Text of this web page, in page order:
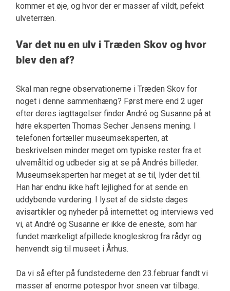
kommer et øje, og hvor der er masser af vildt, pefekt
ulveterræn.
Var det nu en ulv i Træden Skov og hvor
blev den af?
Skal man regne observationerne i Træden Skov for
noget i denne sammenhæng? Først mere end 2 uger
efter deres iagttagelser finder André og Susanne på at
høre eksperten Thomas Secher Jensens mening. I
telefonen fortæller museumseksperten, at
beskrivelsen minder meget om typiske rester fra et
ulvemåltid og udbeder sig at se på Andrés billeder.
Museumseksperten har meget at se til, lyder det til.
Han har endnu ikke haft lejlighed for at sende en
uddybende vurdering. I lyset af de sidste dages
avisartikler og nyheder på internettet og interviews ved
vi, at André og Susanne er ikke de eneste, som har
fundet mærkeligt afpillede knogleskrog fra rådyr og
henvendt sig til museet i Århus.
Da vi så efter på fundstederne den 23.februar fandt vi
masser af enorme potespor hvor sneen var tilbage.